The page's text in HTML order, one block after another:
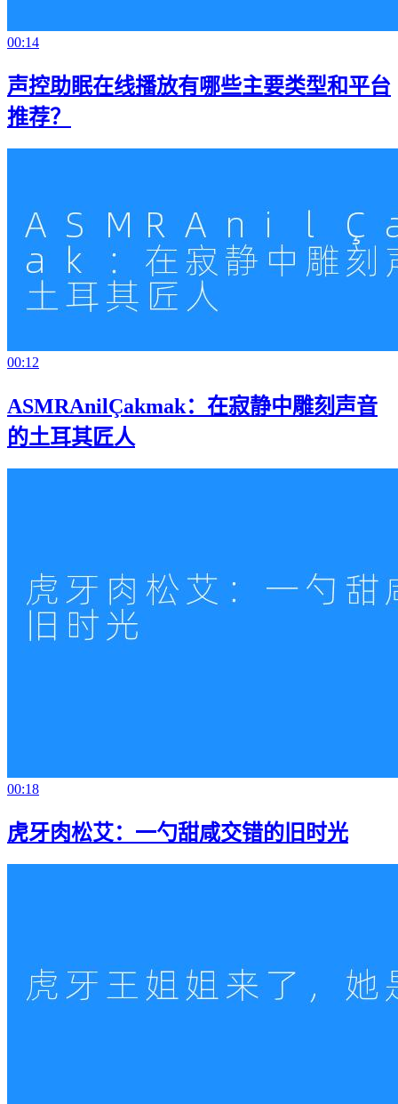
00:14
声控助眠在线播放有哪些主要类型和平台
推荐？
00:12
ASMRAnilÇakmak：在寂静中雕刻声音
的土耳其匠人
00:18
虎牙肉松艾：一勺甜咸交错的旧时光